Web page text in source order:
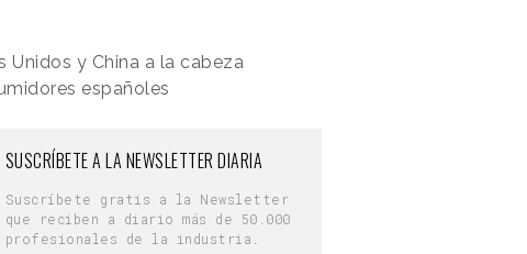
y China a la cabeza
españoles
SUSCRÍBETE A LA NEWSLETTER DIARIA
Suscríbete gratis a la Newsletter
que reciben a diario más de 50.000
profesionales de la industria.